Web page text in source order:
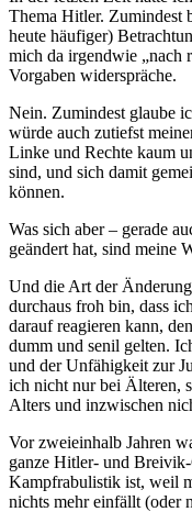
Thema Hitler. Zumindest
heute häufiger)
mich da irgendwie „nach
Vorgaben widerspräche.
Nein. Zumindest glaube
würde auch zutiefst
Linke und Rechte kaum
sind, und sich damit
können.
Was sich aber – gerade
geändert hat, sind meine
Und die Art der
durchaus froh bin, dass
darauf reagieren kann,
dumm und senil gelten.
und der Unfähigkeit zur
ich nicht nur bei Älteren,
Alters und inzwischen
Vor zweieinhalb Jahren
ganze Hitler- und
Kampfrabulistik ist, weil
nichts mehr einfällt (oder